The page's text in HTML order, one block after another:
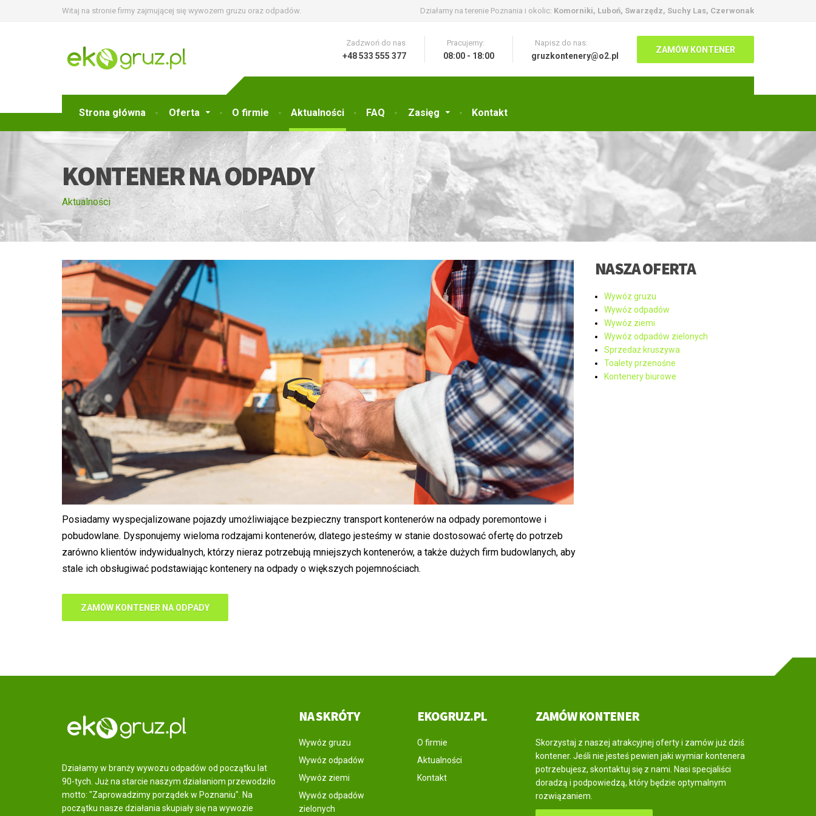
Witaj na stronie firmy zajmującej się wywozem gruzu oraz odpadów. Działamy na terenie Poznania i okolic: Komorniki, Luboń, Swarzędz, Suchy Las, Czerwonak
Strona główna Oferta O firmie Aktualności FAQ Zasięg Kontakt
Zadzwoń do nas
+48 533 555 377
Pracujemy:
08:00 - 18:00
Napisz do nas:
gruzkontenery@o2.pl
ZAMÓW KONTENER
KONTENER NA ODPADY
Aktualności
Posiadamy wyspecjalizowane pojazdy umożliwiające bezpieczny transport kontenerów na odpady poremontowe i
pobudowlane. Dysponujemy wieloma rodzajami kontenerów, dlatego jesteśmy w stanie dostosować ofertę do potrzeb
zarówno klientów indywidualnych, którzy nieraz potrzebują mniejszych kontenerów, a także dużych firm budowlanych, aby
stale ich obsługiwać podstawiając kontenery na odpady o większych pojemnościach.
ZAMÓW KONTENER NA ODPADY
NASZA OFERTA
Wywóz gruzu
Wywóz odpadów
Wywóz ziemi
Wywóz odpadów zielonych
Sprzedaż kruszywa
Toalety przenośne
Kontenery biurowe
Działamy w branży wywozu odpadów od początku lat
90-tych. Już na starcie naszym działaniom przewodziło
motto: "Zaprowadzimy porządek w Poznaniu". Na
początku nasze działania skupiały się na wywozie
NA SKRÓTY
Wywóz gruzu
Wywóz odpadów
Wywóz ziemi
Wywóz odpadów
zielonych
EKOGRUZ.PL
O firmie
Aktualności
Kontakt
ZAMÓW KONTENER
Skorzystaj z naszej atrakcyjnej oferty i zamów już dziś
kontener. Jeśli nie jesteś pewien jaki wymiar kontenera
potrzebujesz, skontaktuj się z nami. Nasi specjaliści
doradzą i podpowiedzą, który będzie optymalnym
rozwiązaniem.